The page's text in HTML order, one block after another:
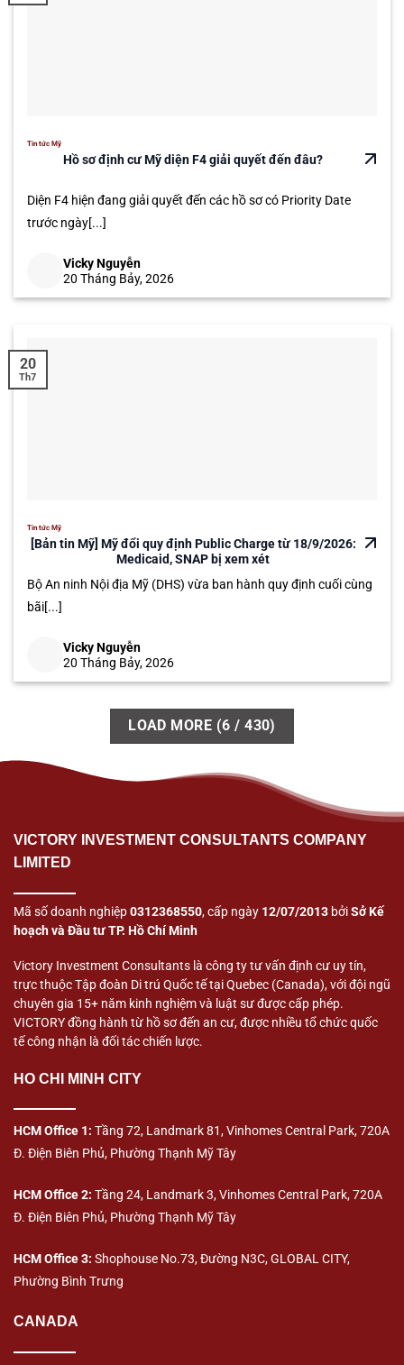
Tin tức Mỹ
Hồ sơ định cư Mỹ diện F4 giải quyết đến đâu?
Diện F4 hiện đang giải quyết đến các hồ sơ có Priority Date
trước ngày[...]
Vicky Nguyễn
20 Tháng Bảy, 2026
Tin tức Mỹ
[Bản tin Mỹ] Mỹ đổi quy định Public Charge từ 18/9/2026:
Medicaid, SNAP bị xem xét
Bộ An ninh Nội địa Mỹ (DHS) vừa ban hành quy định cuối cùng
bãi[...]
Vicky Nguyễn
20 Tháng Bảy, 2026
20
Th7
LOAD MORE (6 / 430)
VICTORY INVESTMENT CONSULTANTS COMPANY
LIMITED
Mã số doanh nghiệp0312368550, cấp ngày 12/07/2013 bởiSở Kế
hoạch và Đầu tư TP. Hồ Chí Minh
Victory Investment Consultants là công ty tư vấn định cư uy tín,
trực thuộc Tập đoàn Di trú Quốc tế tại Quebec (Canada), với đội ngũ
chuyên gia 15+ năm kinh nghiệm và luật sư được cấp phép.
VICTORY đồng hành từ hồ sơ đến an cư, được nhiều tổ chức quốc
tế công nhận là đối tác chiến lược.
HO CHI MINH CITY
HCM Office 1: Tầng 72, Landmark 81, Vinhomes Central Park, 720A
Đ. Điện Biên Phủ, Phường Thạnh Mỹ Tây
HCM Office 2: Tầng 24, Landmark 3, Vinhomes Central Park, 720A
Đ. Điện Biên Phủ, Phường Thạnh Mỹ Tây
HCM Office 3: Shophouse No.73, Đường N3C, GLOBAL CITY,
Phường Bình Trưng
CANADA